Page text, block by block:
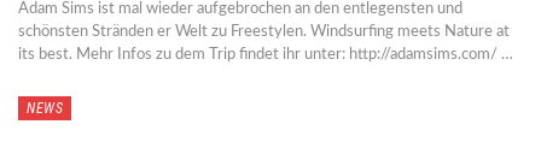
Adam Sims ist mal wieder aufgebrochen an den entlegensten und
schönsten Stränden er Welt zu Freestylen. Windsurfing meets Nature at
its best. Mehr Infos zu dem Trip findet ihr unter: http://adamsims.com/ …
NEWS